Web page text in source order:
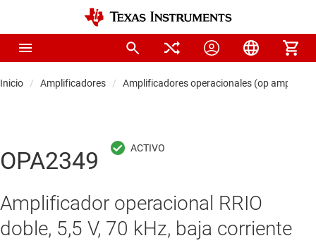
Inicio Amplificadores Amplificadores operacionales (op amps)
OPA2349
Amplificador operacional RRIO
doble, 5,5 V, 70 kHz, baja corriente